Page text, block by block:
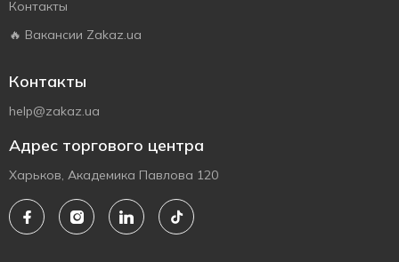
Контакты
🔥 Вакансии Zakaz.ua
Контакты
help@zakaz.ua
Адрес торгового центра
Харьков, Академика Павлова 120